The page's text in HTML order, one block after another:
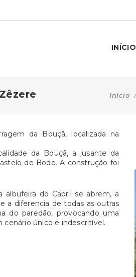
INÍCIO
Início
da Bouçã, localizada na
da Bouçã, a jusante da
de Bode. A construção foi
albufeira do Cabril se abrem, a
a diferencia de todas as outras
do paredão, provocando uma
cenário único e indescritível.